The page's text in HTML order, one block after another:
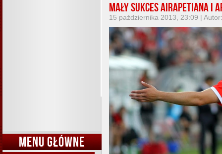
MENU GŁÓWNE
Mały sukces Airapetiana i
15 października 2013, 23:09 |